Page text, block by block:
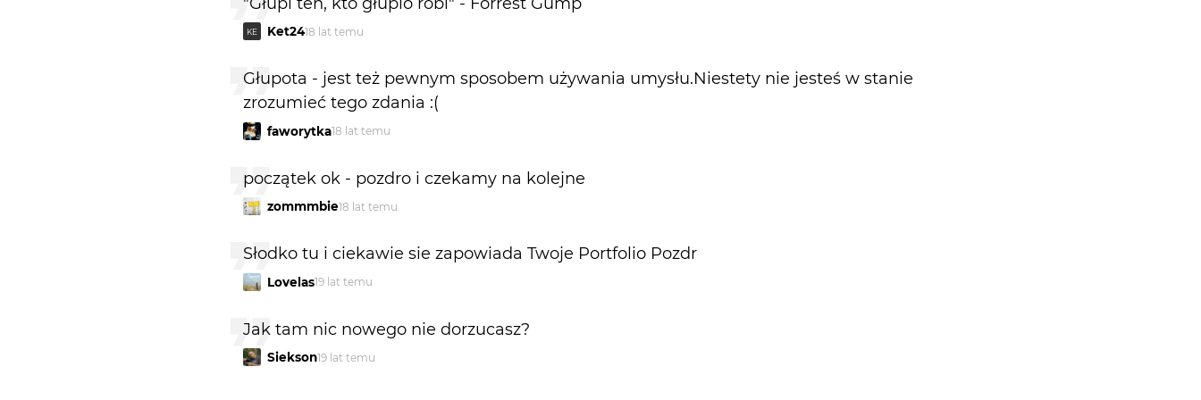
KE Ket2418 lat temu
Głupota - jest też pewnym sposobem używania umysłu.Niestety nie jesteś w stanie
zrozumieć tego zdania :(
faworytka18 lat temu
początek ok - pozdro i czekamy na kolejne
zommmbie18 lat temu
Słodko tu i ciekawie sie zapowiada Twoje Portfolio Pozdr
Lovelas19 lat temu
Jak tam nic nowego nie dorzucasz?
Siekson19 lat temu